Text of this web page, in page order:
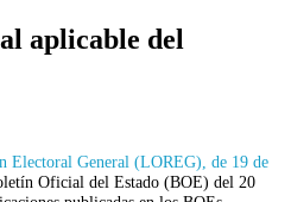
aplicable del
Electoral General (LOREG), de 19 de
Oficial del Estado (BOE) del 20